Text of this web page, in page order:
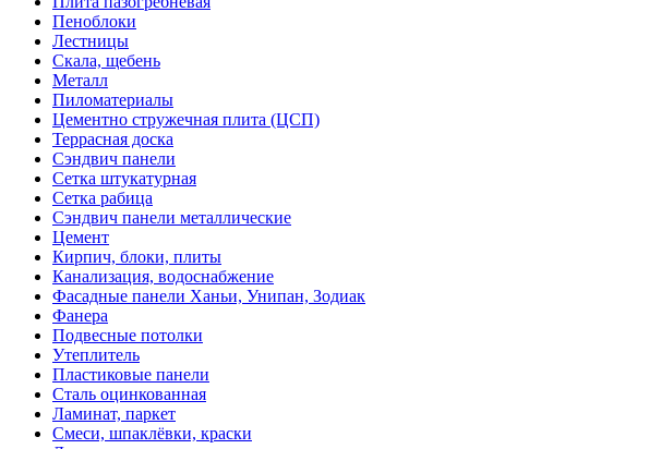
Пеноблоки
Лестницы
Скала, щебень
Металл
Пиломатериалы
Цементно стружечная плита (ЦСП)
Террасная доска
Сэндвич панели
Сетка штукатурная
Сетка рабица
Сэндвич панели металлические
Цемент
Кирпич, блоки, плиты
Канализация, водоснабжение
Фасадные панели Ханьи, Унипан, Зодиак
Фанера
Подвесные потолки
Утеплитель
Пластиковые панели
Сталь оцинкованная
Ламинат, паркет
Смеси, шпаклёвки, краски